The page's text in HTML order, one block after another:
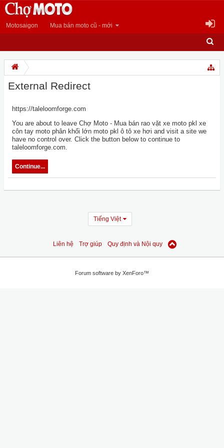
Motosaigon Mua bán moto cũ - mới
External Redirect
https://taleloomforge.com
You are about to leave Chợ Moto - Mua bán rao vặt xe moto pkl xe
côn tay moto phân khối lớn moto pkl ô tô xe hơi and visit a site we
have no control over. Click the button below to continue to
taleloomforge.com.
Continue...
Tiếng Việt
Liên hệ Trợ giúp Quy định và Nội quy
Forum software by XenForo™